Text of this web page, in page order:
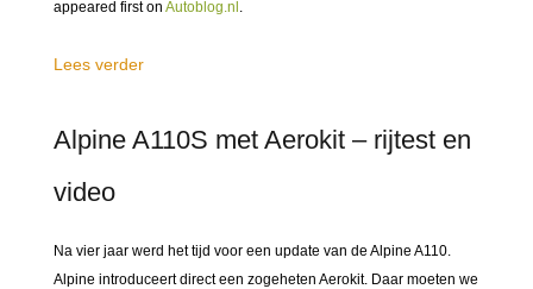
appeared first on Autoblog.nl .
Lees verder
Alpine A110S met Aerokit – rijtest en
video
Na vier jaar werd het tijd voor een update van de Alpine A110.
Alpine introduceert direct een zogeheten Aerokit. Daar moeten we